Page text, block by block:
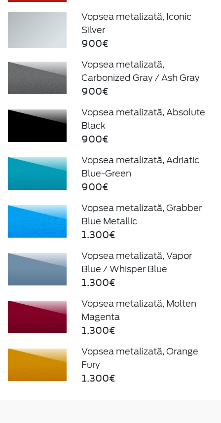
Vopsea metalizată, Iconic
Silver
900€
Vopsea metalizată,
Carbonized Gray / Ash Gray
900€
Vopsea metalizată, Absolute
Black
900€
Vopsea metalizată, Adriatic
Blue-Green
900€
Vopsea metalizată, Grabber
Blue Metallic
1.300€
Vopsea metalizată, Vapor
Blue / Whisper Blue
1.300€
Vopsea metalizată, Molten
Magenta
1.300€
Vopsea metalizată, Orange
Fury
1.300€